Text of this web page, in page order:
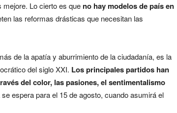
Lo cierto es que no hay modelos de país en
las reformas drásticas que necesitan las
de la apatía y aburrimiento de la ciudadanía, es la
del siglo XXI. Los principales partidos han
del color, las pasiones, el sentimentalismo
espera para el 15 de agosto, cuando asumirá el